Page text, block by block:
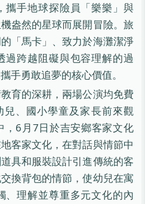
攜手地球探險員「樂樂」與
盎然的星球而展開冒險。旅
「馬卡」、致力於海灘潔淨
過跨越阻礙與包容理解的過
手勇敢追夢的核心價值。
育的深耕，兩場公演均免費
、國小學童及家長前來觀
，6月7日於吉安鄉客家文化
客家文化，在對話與情節中
具和服裝設計引進傳統的客
換背包的情節，使幼兒在寓
、理解並尊重多元文化的內